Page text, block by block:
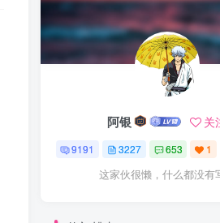
阿银 关
9191 3227 653 1
这家伙很懒，什么都没有